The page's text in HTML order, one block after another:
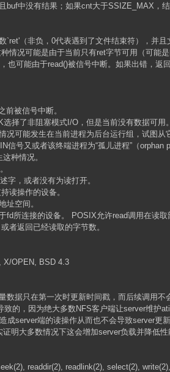
中没有结果；如果cnt大于SSIZE_MAX，结
（非负，0代表遇到了文件结束符），并且
情况可能是由于当前只有ret字节可用（可能
也可能由于read()被信号中断。如果出错，返
被信号中断。
了非阻塞模式I/O，但是当前没有数据可用。
能发生在当前进程为后台运行组，试图从
信号又或者该终端进程为“孤儿进程”（orphan
种情况。
，或者没有为读打开。
操作的设备。
空间。
所连接的设备。 POSIX允许read调用在读取
者返回已经读取的字节数。
OPEN, BSD 4.3
据只在第一次时更新时间戳，而后续调用不
致的，因为绝大多数NFS客户端让server维护
成server端的读操作从而也不会导致server更
明大多数情况下这会增加server负载并降低性
readdir(2), readlink(2), select(2),